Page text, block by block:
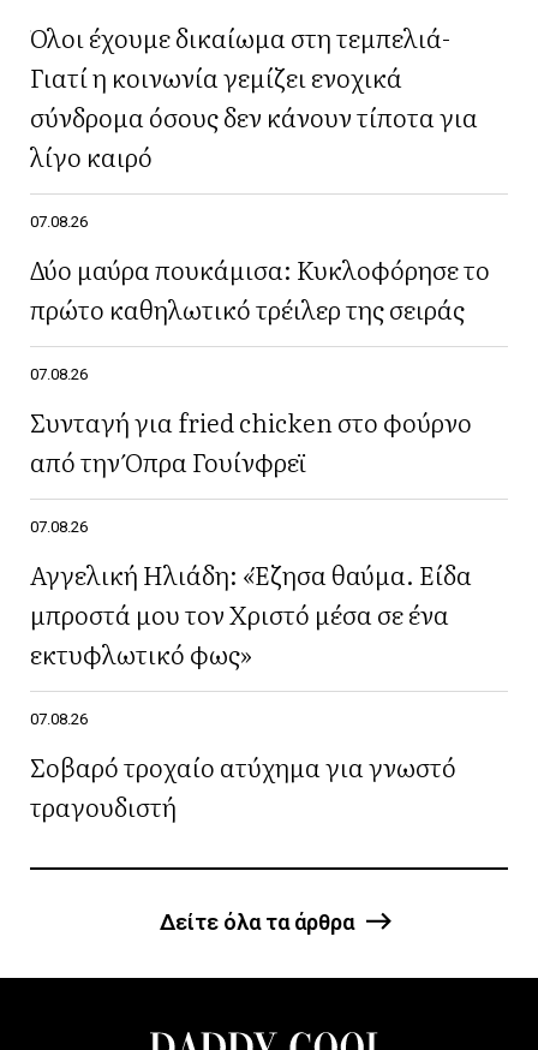
Όλοι έχουμε δικαίωμα στη τεμπελιά-
Γιατί η κοινωνία γεμίζει ενοχικά
σύνδρομα όσους δεν κάνουν τίποτα για
λίγο καιρό
07.08.26
Δύο μαύρα πουκάμισα: Κυκλοφόρησε το
πρώτο καθηλωτικό τρέιλερ της σειράς
07.08.26
Συνταγή για fried chicken στο φούρνο
από την Όπρα Γουίνφρεϊ
07.08.26
Αγγελική Ηλιάδη: «Έζησα θαύμα. Είδα
μπροστά μου τον Χριστό μέσα σε ένα
εκτυφλωτικό φως»
07.08.26
Σοβαρό τροχαίο ατύχημα για γνωστό
τραγουδιστή
Δείτε όλα τα άρθρα